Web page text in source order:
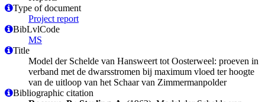
Type of document
Project report
BibLvlCode
MS
Title
Model der Schelde van Hansweert tot Oosterweel: proeven in
verband met de dwarsstromen bij maximum vloed ter hoogte
van de uitloop van het Schaar van Zimmermanpolder
Bibliographic citation